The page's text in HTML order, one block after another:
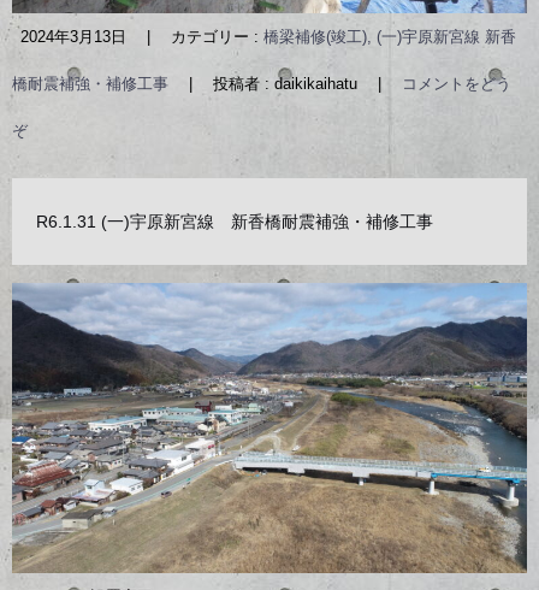
2024年3月13日 カテゴリー : 橋梁補修(竣工), (一)宇原新宮線 新香
橋耐震補強・補修工事 投稿者 : daikikaihatu コメントをどう
ぞ
R6.1.31 (一)宇原新宮線 新香橋耐震補強・補修工事